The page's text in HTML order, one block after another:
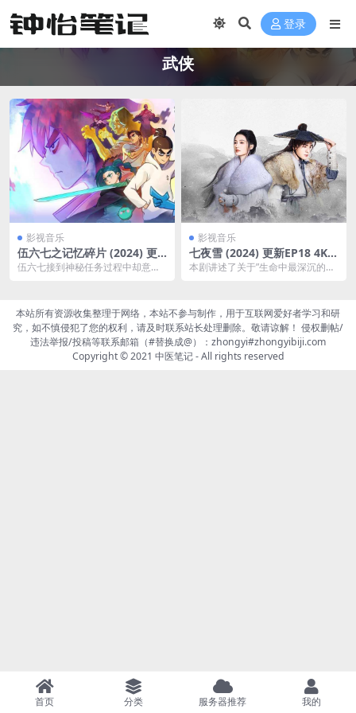
登录
武侠
影视音乐
伍六七之记忆碎片 (2024) 更
新EP04 4K 【热播国漫】
伍六七接到神秘任务过程中却意外
影视音乐
七夜雪 (2024) 更新EP18 4K/1
080p 【李沁/曾舜晞 】
本剧讲述了关于”生命中最深沉的爱
本站所有资源收集整理于网络，本站不参与制作，用于互联网爱好者学习和研
究，如不慎侵犯了您的权利，请及时联系站长处理删除。敬请谅解！ 侵权删帖/
违法举报/投稿等联系邮箱（#替换成@）：zhongyi#zhongyibiji.com
Copyright © 2021 中医笔记- All rights reserved
首页 分类 服务器推荐 我的